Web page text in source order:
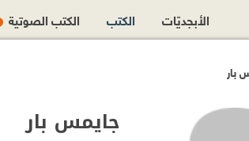
بار
جايمس بار
الأبجديّات الكتب الكتب الصوتية